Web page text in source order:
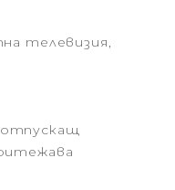
телевизия,